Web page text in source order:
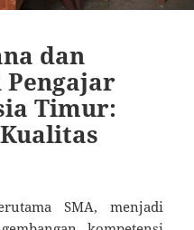
dan
Pengajar
Timur:
SMA, menjadi